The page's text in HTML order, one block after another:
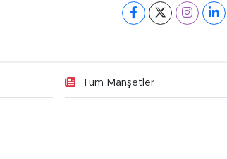
Tüm Manşetler